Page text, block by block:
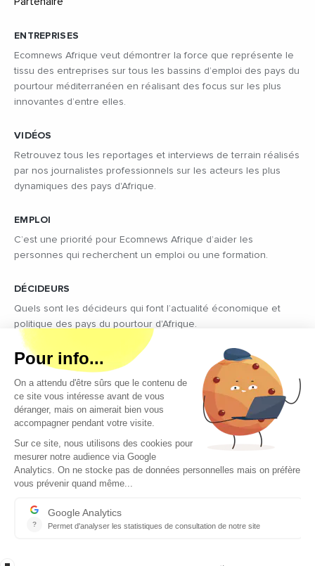
ENTREPRISES
Ecomnews Afrique veut démontrer la force que représente le
tissu des entreprises sur tous les bassins d’emploi des pays du
pourtour méditerranéen en réalisant des focus sur les plus
innovantes d’entre elles.
VIDÉOS
Retrouvez tous les reportages et interviews de terrain réalisés
par nos journalistes professionnels sur les acteurs les plus
dynamiques des pays d'Afrique.
EMPLOI
C’est une priorité pour Ecomnews Afrique d’aider les
personnes qui recherchent un emploi ou une formation.
DÉCIDEURS
Quels sont les décideurs qui font l’actualité économique et
politique des pays du pourtour d'Afrique.
Copyright © 2026 - Tous droits réservés
Qui sommes-nous ?
Contact